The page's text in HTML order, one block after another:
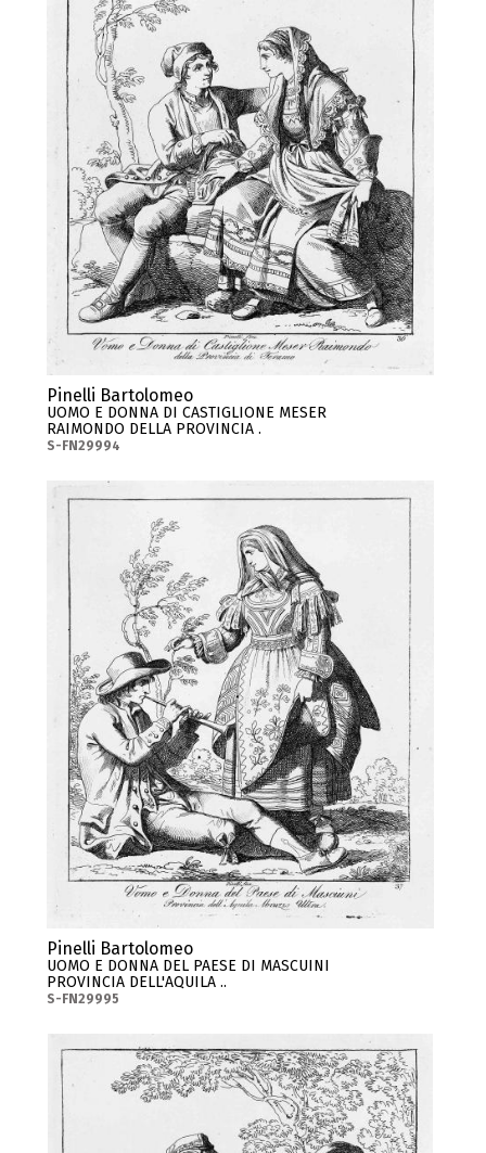
Pinelli Bartolomeo
UOMO E DONNA DI CASTIGLIONE MESER
RAIMONDO DELLA PROVINCIA .
S-FN29994
Pinelli Bartolomeo
UOMO E DONNA DEL PAESE DI MASCUINI
PROVINCIA DELL'AQUILA ..
S-FN29995